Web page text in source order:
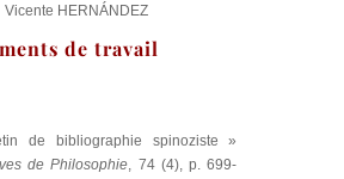
Vicente HERNÁNDEZ
de travail
de bibliographie spinoziste »
de Philosophie, 74 (4), p. 699-